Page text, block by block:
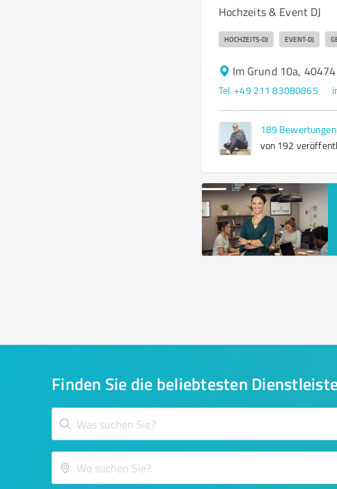
Hochzeits & Event DJ
HOCHZEITS-DJ EVENT-DJ
Im Grund 10a,
Tel. +49 211 83080865
189 Bewertungen
von 192
Finden Sie die beliebtesten